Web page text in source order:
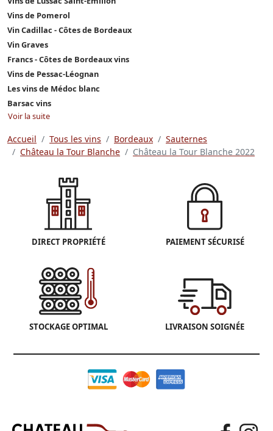
Vins de Pomerol
Vin Cadillac - Côtes de Bordeaux
Vin Graves
Francs - Côtes de Bordeaux vins
Vins de Pessac-Léognan
Les vins de Médoc blanc
Barsac vins
Voir la suite
Accueil Tous les vins Bordeaux
Sauternes
Château la Tour Blanche
Château la Tour Blanche 2022
DIRECT PROPRIÉTÉ PAIEMENT SÉCURISÉ
STOCKAGE OPTIMAL LIVRAISON SOIGNÉE